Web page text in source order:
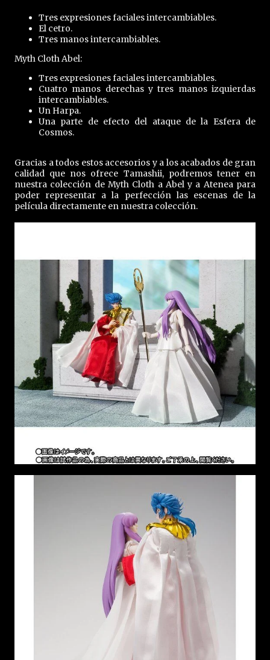
Tres expresiones faciales intercambiables.
El cetro.
Tres manos intercambiables.
Myth Cloth Abel:
Tres expresiones faciales intercambiables.
Cuatro manos derechas y tres manos izquierdas
intercambiables.
Un Harpa.
Una parte de efecto del ataque de la Esfera de
Cosmos.
Gracias a todos estos accesorios y a los acabados de gran
calidad que nos ofrece Tamashii, podremos tener en
nuestra colección de Myth Cloth a Abel y a Atenea para
poder representar a la perfección las escenas de la
película directamente en nuestra colección.